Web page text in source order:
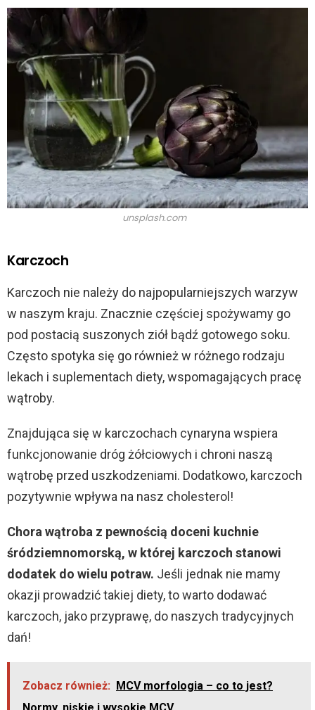
unsplash.com
Karczoch
Karczoch nie należy do najpopularniejszych warzyw
w naszym kraju. Znacznie częściej spożywamy go
pod postacią suszonych ziół bądź gotowego soku.
Często spotyka się go również w różnego rodzaju
lekach i suplementach diety, wspomagających pracę
wątroby.
Znajdująca się w karczochach cynaryna wspiera
funkcjonowanie dróg żółciowych i chroni naszą
wątrobę przed uszkodzeniami. Dodatkowo, karczoch
pozytywnie wpływa na nasz cholesterol!
Chora wątroba z pewnością doceni kuchnie
śródziemnomorską, w której karczoch stanowi
dodatek do wielu potraw. Jeśli jednak nie mamy
okazji prowadzić takiej diety, to warto dodawać
karczoch, jako przyprawę, do naszych tradycyjnych
dań!
Zobacz również: MCV morfologia – co to jest?